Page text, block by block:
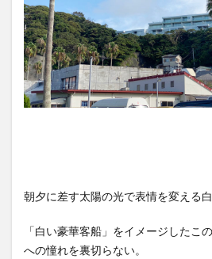
朝夕に差す太陽の光で表情を変える白
「白い豪華客船」をイメージしたこ
への憧れを裏切らない。